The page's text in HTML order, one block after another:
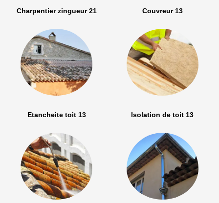
Charpentier zingueur 21 Couvreur 13
Etancheite toit 13 Isolation de toit 13